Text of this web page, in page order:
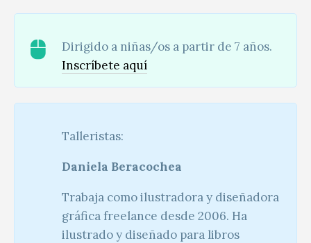
Dirigido a niñas/os a partir de 7 años.
Inscríbete aquí
Talleristas:
Daniela Beracochea
Trabaja como ilustradora y diseñadora
gráfica freelance desde 2006. Ha
ilustrado y diseñado para libros